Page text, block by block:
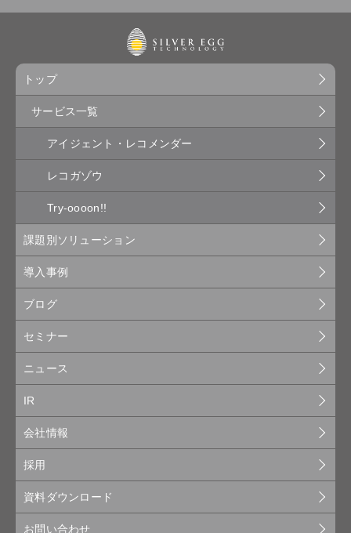
トップ
サービス一覧
アイジェント・レコメンダー
レコガゾウ
Try-oooon!!
課題別ソリューション
導入事例
ブログ
セミナー
ニュース
IR
会社情報
採用
資料ダウンロード
お問い合わせ